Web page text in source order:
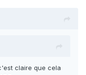
claire que cela